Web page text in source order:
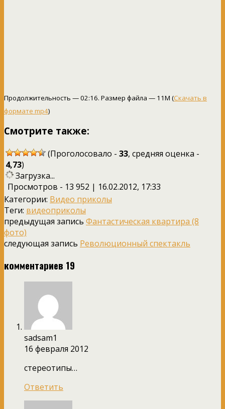
Продолжительность — 02:16. Размер файла — 11M (Скачать в
формате mp4)
Смотрите также:
(Проголосовало - 33, средняя оценка -
4,73)
Загрузка...
Просмотров - 13 952 | 16.02.2012, 17:33
Категории: Видео приколы
Теги: видеоприколы
предыдущая запись Фантастическая квартира (8
фото)
следующая запись Революционный спектакль
комментариев 19
sadsam1
16 февраля 2012
стереотипы…
Ответить